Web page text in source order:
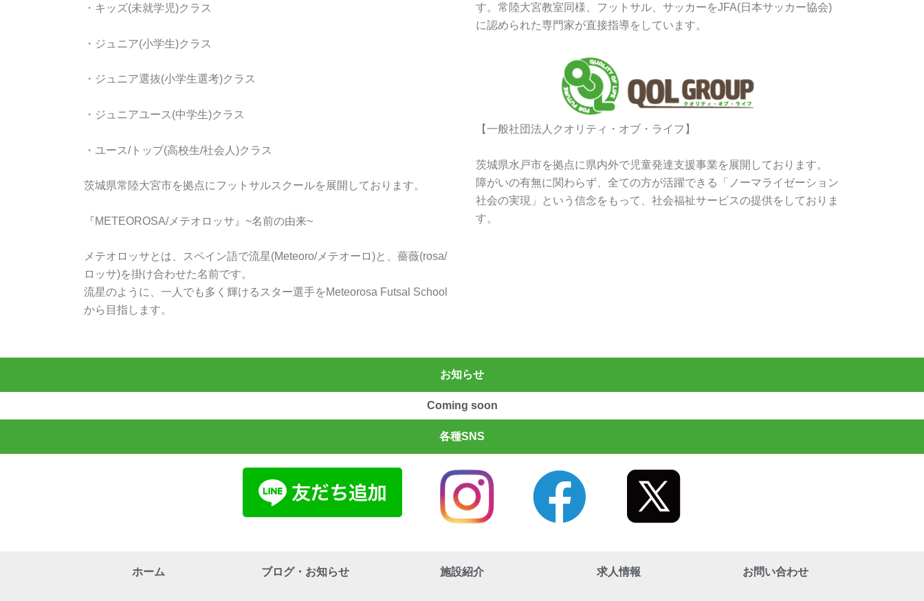
・キッズ(未就学児)クラス
・ジュニア(小学生)クラス
・ジュニア選抜(小学生選考)クラス
・ジュニアユース(中学生)クラス
・ユース/トップ(高校生/社会人)クラス
茨城県常陸大宮市を拠点にフットサルスクールを展開しております。
『METEOROSA/メテオロッサ』~名前の由来~
メテオロッサとは、スペイン語で流星(Meteoro/メテオーロ)と、薔薇(rosa/
ロッサ)を掛け合わせた名前です。
流星のように、一人でも多く輝けるスター選手をMeteorosa Futsal School
から目指します。
す。常陸大宮教室同様、フットサル、サッカーをJFA(日本サッカー協会)
に認められた専門家が直接指導をしています。
【一般社団法人クオリティ・オブ・ライフ】
茨城県水戸市を拠点に県内外で児童発達支援事業を展開しております。
障がいの有無に関わらず、全ての方が活躍できる「ノーマライゼーション
社会の実現」という信念をもって、社会福祉サービスの提供をしておりま
す。
お知らせ
Coming soon
各種SNS
ホーム ブログ・お知らせ 施設紹介 求人情報 お問い合わせ